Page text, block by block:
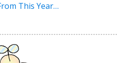
This Year…